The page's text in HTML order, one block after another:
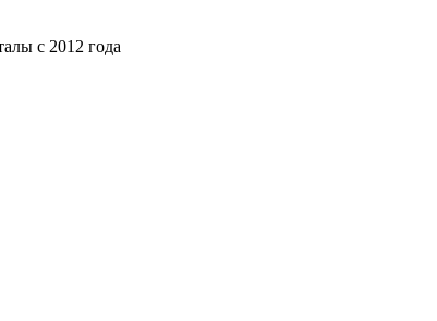
с 2012 года